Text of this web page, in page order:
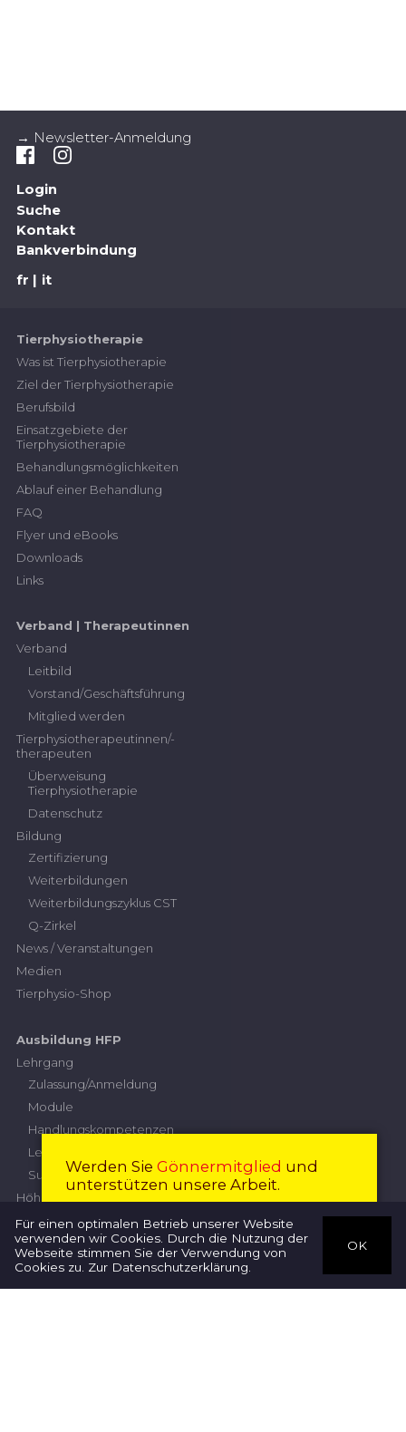
Therapeuten
→ Newsletter-Anmeldung
Login
Suche
Kontakt
Bankverbindung
fr
it
Tierphysiotherapie
Was ist Tierphysiotherapie
Ziel der Tierphysiotherapie
Berufsbild
Einsatzgebiete der
Tierphysiotherapie
Behandlungsmöglichkeiten
Ablauf einer Behandlung
FAQ
Flyer und eBooks
Downloads
Links
Verband | Therapeutinnen
Verband
Leitbild
Vorstand/Geschäftsführung
Mitglied werden
Tierphysiotherapeutinnen/-
therapeuten
Überweisung
Tierphysiotherapie
Datenschutz
Bildung
Zertifizierung
Weiterbildungen
Weiterbildungszyklus CST
Q-Zirkel
News / Veranstaltungen
Medien
Tierphysio-Shop
Ausbildung HFP
Lehrgang
Zulassung/Anmeldung
Module
Handlungskompetenzen
Leistungskriterien
Subventionierung
Höhere Fachprüfung
Prüfungskommission
Anmeldung
Prüfungsordnung
Wegleitung
Werden Sie Gönnermitglied und
unterstützen unsere Arbeit.
Mitglied werden Schliessen
Für einen optimalen Betrieb unserer Website
verwenden wir Cookies. Durch die Nutzung der
Webseite stimmen Sie der Verwendung von
Cookies zu. Zur Datenschutzerklärung
OK